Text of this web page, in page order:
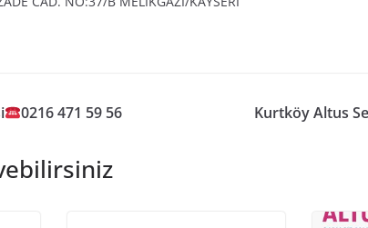
0216 471 59 56 Kurtköy Altus